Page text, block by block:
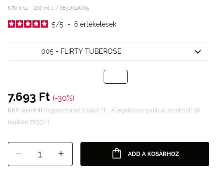
6.76 fl oz – 200 ml e / 0B3U04A005
5/5 - 6 értékelések
005 - FLIRTY TUBEROSE
7.693 Ft (-30%)
RRP (Ajánlott fogyasztói ár) 10.990 Ft
A legalacsonyabb ár az elmúlt 30
napban 7.693 Ft
1 ADD A KOSÁRHOZ